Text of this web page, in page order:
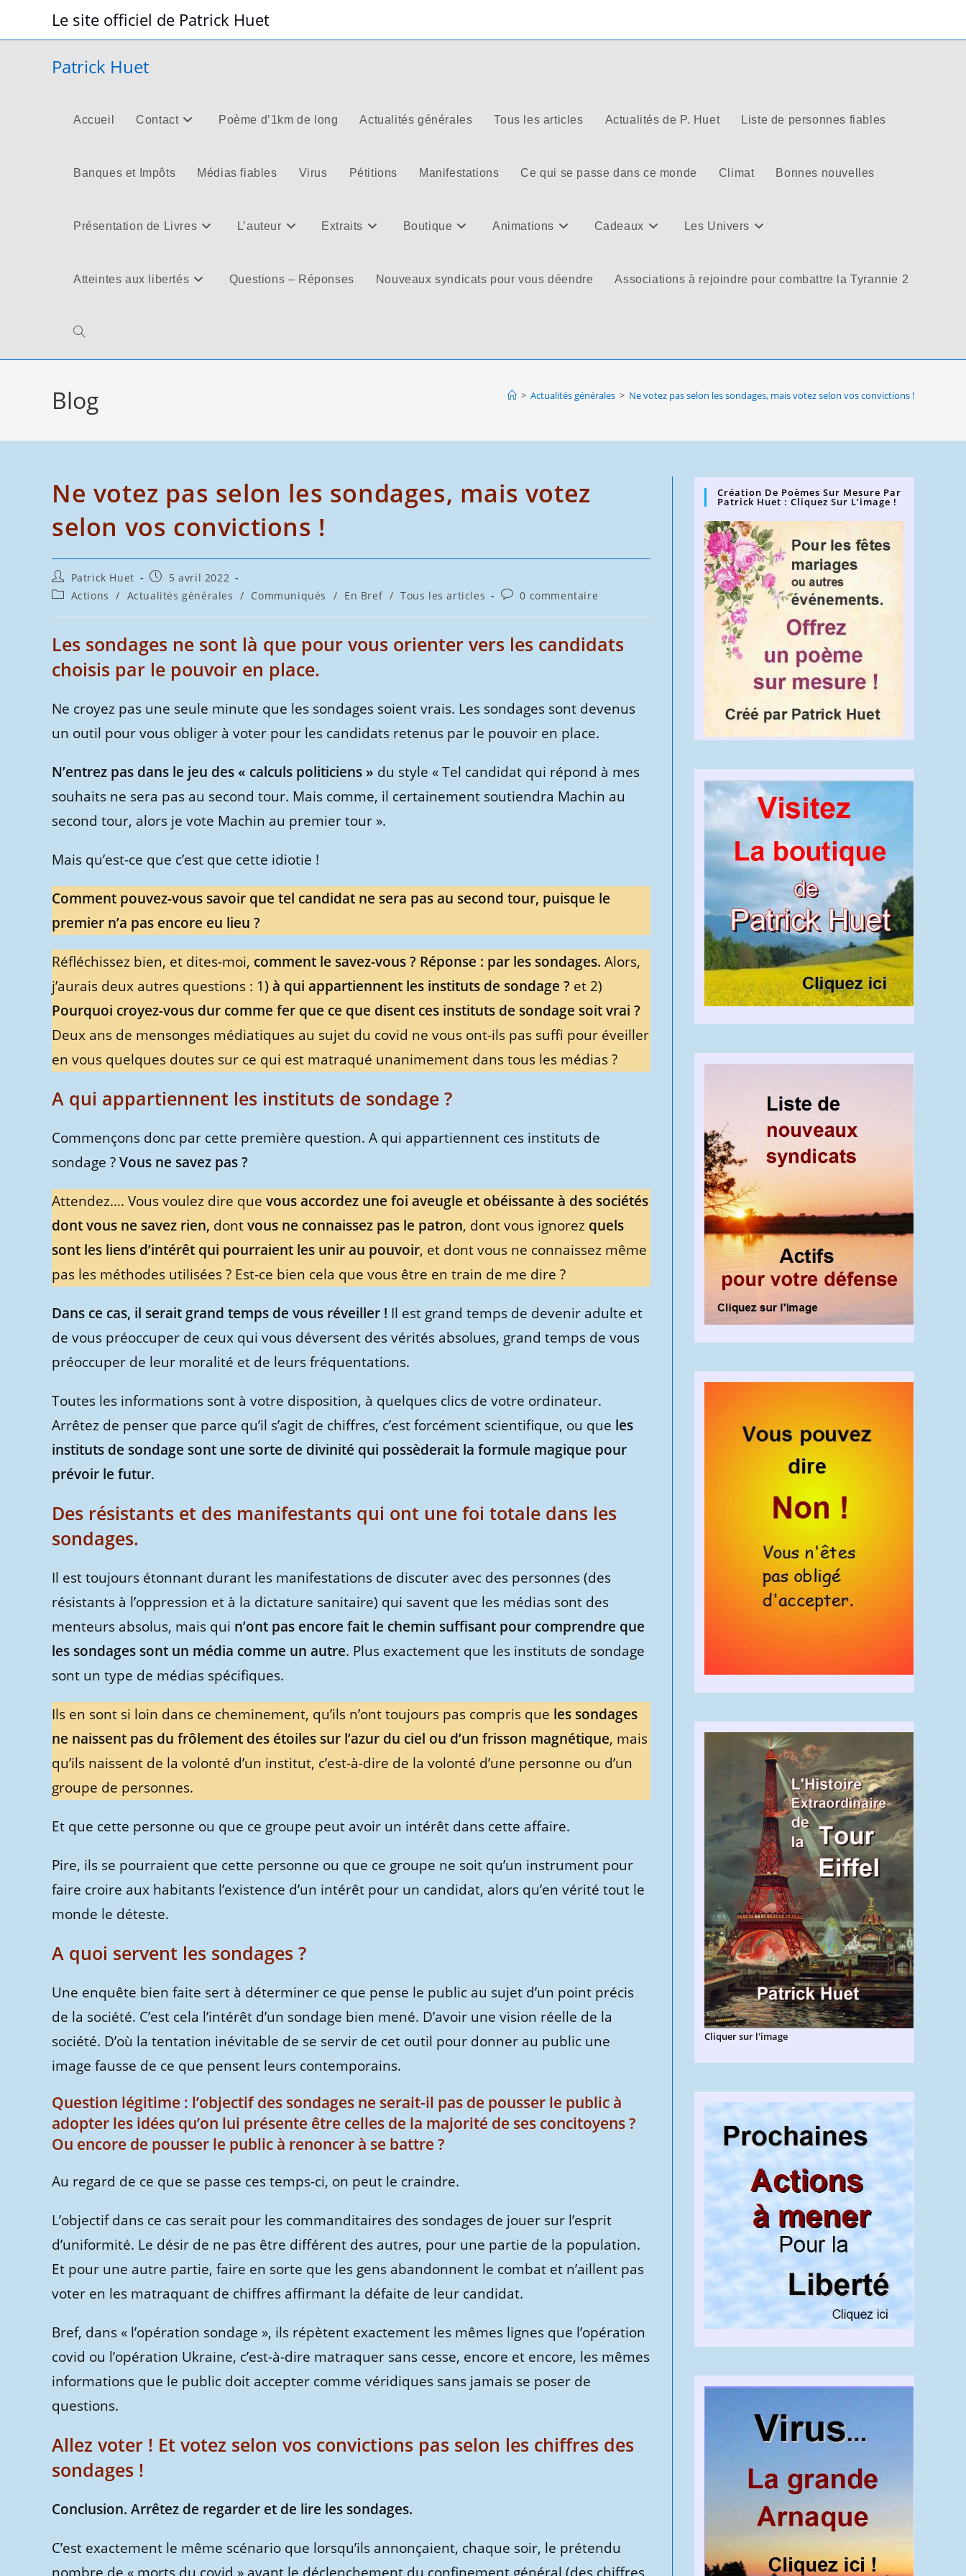
content
Le site officiel de Patrick Huet
Patrick Huet
Accueil Contact Poème d’1km de long Actualités générales Tous les articles Actualités de P. Huet Liste de personnes fiables
Banques et Impôts Médias fiables Virus Pétitions Manifestations Ce qui se passe dans ce monde Climat Bonnes nouvelles
Présentation de Livres L’auteur Extraits Boutique Animations Cadeaux Les Univers
Atteintes aux libertés Questions – Réponses Nouveaux syndicats pour vous déendre Associations à rejoindre pour combattre la Tyrannie 2
Toggle
search
Blog > Actualités générales > Ne votez pas selon les sondages, mais votez selon vos convictions !
Ne votez pas selon les sondages, mais votez
selon vos convictions !
Auteur/autrice
de
la
publication :
Patrick Huet
Publication
publiée :
5 avril 2022
PostActions / Actualités générales / Communiqués / En Bref / Tous les articles
Commentaires
la
publication :
0 commentaire
Les sondages ne sont là que pour vous orienter vers les candidats
choisis par le pouvoir en place.
Ne croyez pas une seule minute que les sondages soient vrais. Les sondages sont devenus
un outil pour vous obliger à voter pour les candidats retenus par le pouvoir en place.
N’entrez pas dans le jeu des « calculs politiciens » du style « Tel candidat qui répond à mes
souhaits ne sera pas au second tour. Mais comme, il certainement soutiendra Machin au
second tour, alors je vote Machin au premier tour ».
Mais qu’est-ce que c’est que cette idiotie !
Comment pouvez-vous savoir que tel candidat ne sera pas au second tour, puisque le
premier n’a pas encore eu lieu ?
Réfléchissez bien, et dites-moi, comment le savez-vous ? Réponse : par les sondages. Alors,
j’aurais deux autres questions : 1) à qui appartiennent les instituts de sondage ? et 2)
Pourquoi croyez-vous dur comme fer que ce que disent ces instituts de sondage soit vrai ?
Deux ans de mensonges médiatiques au sujet du covid ne vous ont-ils pas suffi pour éveiller
en vous quelques doutes sur ce qui est matraqué unanimement dans tous les médias ?
A qui appartiennent les instituts de sondage ?
Commençons donc par cette première question. A qui appartiennent ces instituts de
sondage ?Vous ne savez pas ?
Attendez…. Vous voulez dire que vous accordez une foi aveugle et obéissante à des sociétés
dont vous ne savez rien, dontvous ne connaissez pas le patron, dont vous ignorez quels
sont les liens d’intérêt qui pourraient les unir au pouvoir, et dont vous ne connaissez même
pas les méthodes utilisées ? Est-ce bien cela que vous être en train de me dire ?
Dans ce cas, il serait grand temps de vous réveiller ! Il est grand temps de devenir adulte et
de vous préoccuper de ceux qui vous déversent des vérités absolues, grand temps de vous
préoccuper de leur moralité et de leurs fréquentations.
Toutes les informations sont à votre disposition, à quelques clics de votre ordinateur.
Arrêtez de penser que parce qu’il s’agit de chiffres, c’est forcément scientifique, ou que les
instituts de sondage sont une sorte de divinité qui possèderait la formule magique pour
prévoir le futur.
Des résistants et des manifestants qui ont une foi totale dans les
sondages.
Il est toujours étonnant durant les manifestations de discuter avec des personnes (des
résistants à l’oppression et à la dictature sanitaire) qui savent que les médias sont des
menteurs absolus, mais qui n’ont pas encore fait le chemin suffisant pour comprendre que
les sondages sont un média comme un autre. Plus exactement que les instituts de sondage
sont un type de médias spécifiques.
Ils en sont si loin dans ce cheminement, qu’ils n’ont toujours pas compris que les sondages
ne naissent pas du frôlement des étoiles sur l’azur du ciel ou d’un frisson magnétique, mais
qu’ils naissent de la volonté d’un institut, c’est-à-dire de la volonté d’une personne ou d’un
groupe de personnes.
Et que cette personne ou que ce groupe peut avoir un intérêt dans cette affaire.
Pire, ils se pourraient que cette personne ou que ce groupe ne soit qu’un instrument pour
faire croire aux habitants l’existence d’un intérêt pour un candidat, alors qu’en vérité tout le
monde le déteste.
A quoi servent les sondages ?
Une enquête bien faite sert à déterminer ce que pense le public au sujet d’un point précis
de la société. C’est cela l’intérêt d’un sondage bien mené. D’avoir une vision réelle de la
société. D’où la tentation inévitable de se servir de cet outil pour donner au public une
image fausse de ce que pensent leurs contemporains.
Question légitime : l’objectif des sondages ne serait-il pas de pousser le public à
adopter les idées qu’on lui présente être celles de la majorité de ses concitoyens ?
Ou encore de pousser le public à renoncer à se battre ?
Au regard de ce que se passe ces temps-ci, on peut le craindre.
L’objectif dans ce cas serait pour les commanditaires des sondages de jouer sur l’esprit
d’uniformité. Le désir de ne pas être différent des autres, pour une partie de la population.
Et pour une autre partie, faire en sorte que les gens abandonnent le combat et n’aillent pas
voter en les matraquant de chiffres affirmant la défaite de leur candidat.
Bref, dans « l’opération sondage », ils répètent exactement les mêmes lignes que l’opération
covid ou l’opération Ukraine, c’est-à-dire matraquer sans cesse, encore et encore, les mêmes
informations que le public doit accepter comme véridiques sans jamais se poser de
questions.
Allez voter ! Et votez selon vos convictions pas selon les chiffres des
sondages !
Conclusion. Arrêtez de regarder et de lire les sondages.
C’est exactement le même scénario que lorsqu’ils annonçaient, chaque soir, le prétendu
Création De Poèmes Sur Mesure Par
Patrick Huet : Cliquez Sur L’image !
Cliquer sur l'image